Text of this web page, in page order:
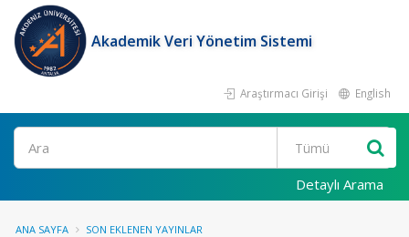
Akademik Veri Yönetim Sistemi
Araştırmacı Girişi English
Ara
Detaylı Arama
ANA SAYFA SON EKLENEN YAYINLAR